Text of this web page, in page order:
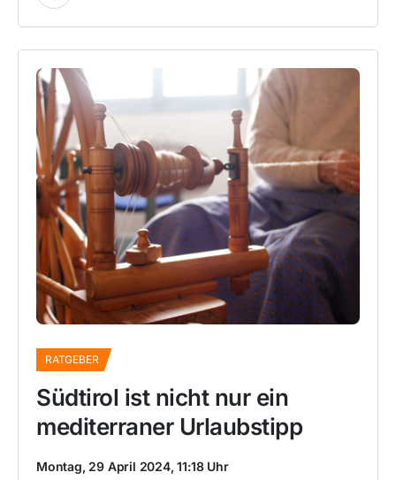
RATGEBER
Südtirol ist nicht nur ein
mediterraner Urlaubstipp
Montag, 29 April 2024, 11:18 Uhr